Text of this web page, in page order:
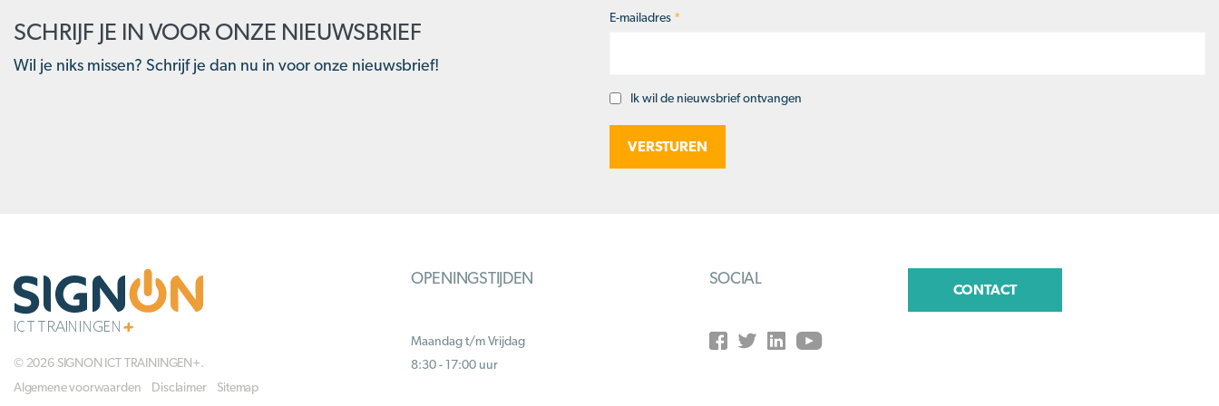
SCHRIJF JE IN VOOR ONZE NIEUWSBRIEF
Wil je niks missen? Schrijf je dan nu in voor onze nieuwsbrief!
E-mailadres *
Opt-Ik wil de nieuwsbrief ontvangen
© 2026 SIGNON ICT TRAININGEN+.
Algemene voorwaarden
Disclaimer Sitemap
OPENINGSTIJDEN
Maandag t/m Vrijdag
8:30 - 17:00 uur
SOCIAL
CONTACT